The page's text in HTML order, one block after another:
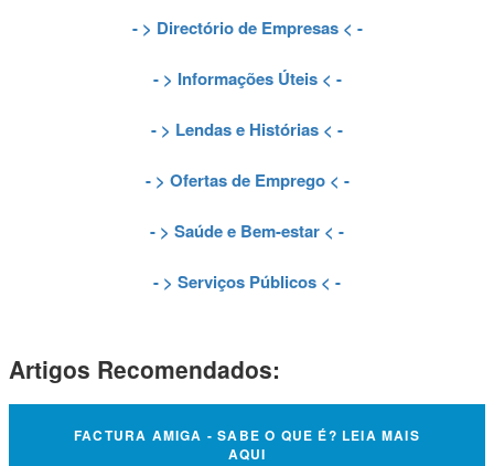
- > Directório de Empresas< -
- > Informações Úteis< -
- > Lendas e Histórias < -
- > Ofertas de Emprego< -
- > Saúde e Bem-estar < -
- > Serviços Públicos < -
Artigos Recomendados:
FACTURA AMIGA - SABE O QUE É? LEIA MAIS
AQUI